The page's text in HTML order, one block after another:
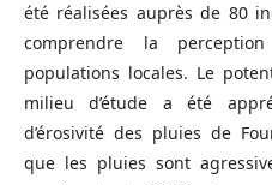
été réalisées auprès de 80
comprendre la
populations locales. Le
milieu d’étude a été
d’érosivité des pluies de
que les pluies sont